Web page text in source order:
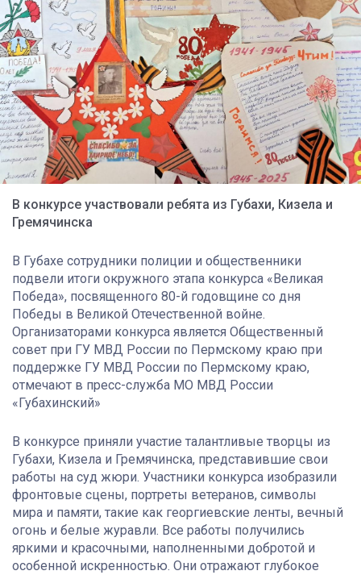
В конкурсе участвовали ребята из Губахи, Кизела и
Гремячинска
В Губахе сотрудники полиции и общественники
подвели итоги окружного этапа конкурса «Великая
Победа», посвященного 80-й годовщине со дня
Победы в Великой Отечественной войне.
Организаторами конкурса является Общественный
совет при ГУ МВД России по Пермскому краю при
поддержке ГУ МВД России по Пермскому краю,
отмечают в пресс-служба МО МВД России
«Губахинский»
В конкурсе приняли участие талантливые творцы из
Губахи, Кизела и Гремячинска, представившие свои
работы на суд жюри. Участники конкурса изобразили
фронтовые сцены, портреты ветеранов, символы
мира и памяти, такие как георгиевские ленты, вечный
огонь и белые журавли. Все работы получились
яркими и красочными, наполненными добротой и
особенной искренностью. Они отражают глубокое